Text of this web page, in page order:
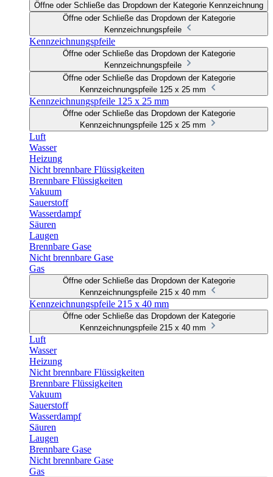
Öffne oder Schließe das Dropdown der Kategorie Kennzeichnung
Öffne oder Schließe das Dropdown der Kategorie
Kennzeichnungspfeile
Kennzeichnungspfeile
Öffne oder Schließe das Dropdown der Kategorie
Kennzeichnungspfeile
Öffne oder Schließe das Dropdown der Kategorie
Kennzeichnungspfeile 125 x 25 mm
Kennzeichnungspfeile 125 x 25 mm
Öffne oder Schließe das Dropdown der Kategorie
Kennzeichnungspfeile 125 x 25 mm
Luft
Wasser
Heizung
Nicht brennbare Flüssigkeiten
Brennbare Flüssigkeiten
Vakuum
Sauerstoff
Wasserdampf
Säuren
Laugen
Brennbare Gase
Nicht brennbare Gase
Gas
Öffne oder Schließe das Dropdown der Kategorie
Kennzeichnungspfeile 215 x 40 mm
Kennzeichnungspfeile 215 x 40 mm
Öffne oder Schließe das Dropdown der Kategorie
Kennzeichnungspfeile 215 x 40 mm
Luft
Wasser
Heizung
Nicht brennbare Flüssigkeiten
Brennbare Flüssigkeiten
Vakuum
Sauerstoff
Wasserdampf
Säuren
Laugen
Brennbare Gase
Nicht brennbare Gase
Gas